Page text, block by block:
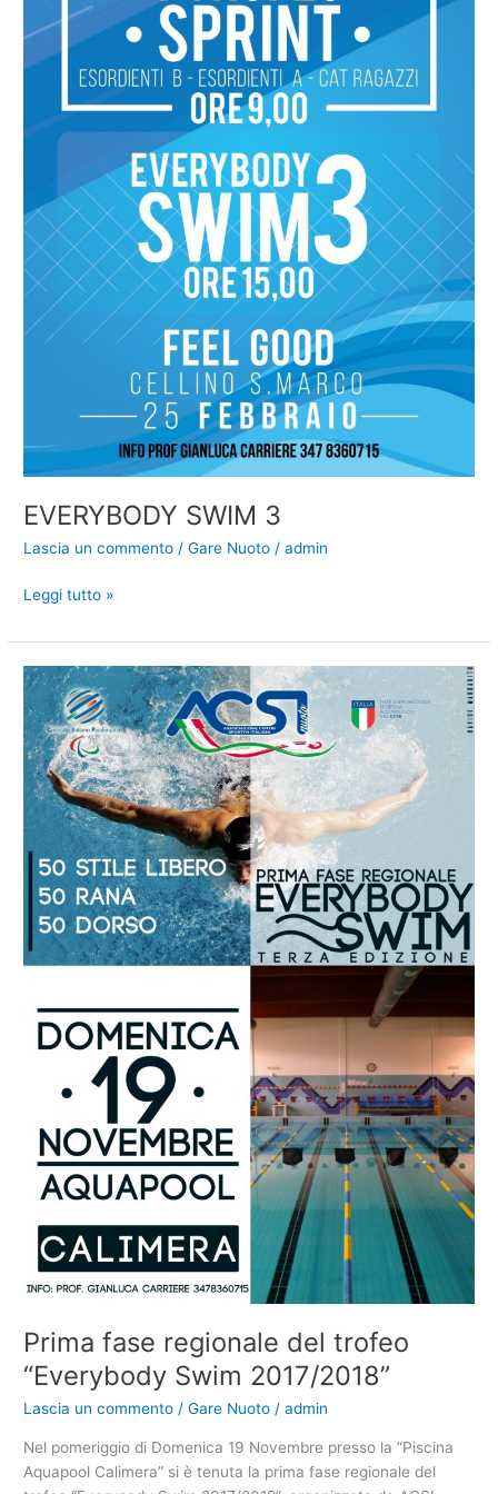
EVERYBODY SWIM 3
Lascia un commento /Gare Nuoto /admin
EVERYBODY
3
Leggi tutto »
Prima fase regionale del trofeo
“Everybody Swim 2017/2018”
Lascia un commento /Gare Nuoto /admin
Nel pomeriggio di Domenica 19 Novembre presso la “Piscina
Aquapool Calimera” si è tenuta la prima fase regionale del